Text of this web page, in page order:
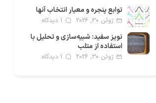
توابع پنجره و معیار انتخاب آنها
ژوئن 30, 2026 1 دیدگاه
نویز سفید: شبیه‌سازی و تحلیل با
استفاده از متلب
ژوئن 30, 2026 1 دیدگاه